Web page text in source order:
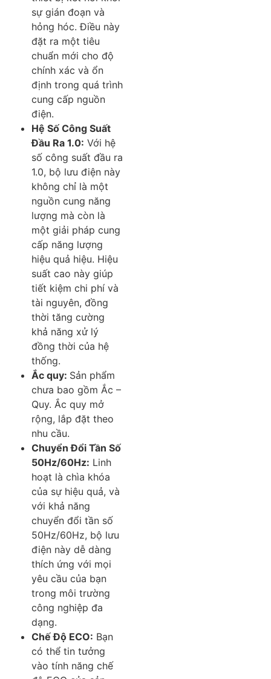
sự gián đoạn và
hỏng hóc. Điều này
đặt ra một tiêu
chuẩn mới cho độ
chính xác và ổn
định trong quá trình
cung cấp nguồn
điện.
Hệ Số Công Suất
Đầu Ra 1.0: Với hệ
số công suất đầu ra
1.0, bộ lưu điện này
không chỉ là một
nguồn cung năng
lượng mà còn là
một giải pháp cung
cấp năng lượng
hiệu quả hiệu. Hiệu
suất cao này giúp
tiết kiệm chi phí và
tài nguyên, đồng
thời tăng cường
khả năng xử lý
đồng thời của hệ
thống.
Ắc quy: Sản phẩm
chưa bao gồm Ắc –
Quy. Ắc quy mở
rộng, lắp đặt theo
nhu cầu.
Chuyển Đổi Tần Số
50Hz/60Hz: Linh
hoạt là chìa khóa
của sự hiệu quả, và
với khả năng
chuyển đổi tần số
50Hz/60Hz, bộ lưu
điện này dễ dàng
thích ứng với mọi
yêu cầu của bạn
trong môi trường
công nghiệp đa
dạng.
Chế Độ ECO: Bạn
có thể tin tưởng
vào tính năng chế